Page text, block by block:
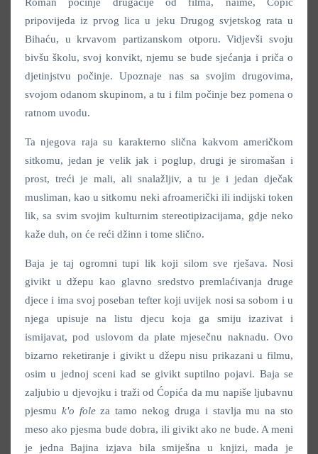
pripovijeda iz prvog lica u jeku Drugog svjetskog rata u
Bihaću, u krvavom partizanskom otporu. Vidjevši svoju
bivšu školu, svoj konvikt, njemu se bude sjećanja i priča o
djetinjstvu počinje. Upoznaje nas sa svojim drugovima,
svojom odanom skupinom, a tu i film počinje bez pomena o
ratnom uvodu.
Ta njegova raja su karakterno slična kakvom američkom
sitkomu, jedan je velik jak i poglup, drugi je siromašan i
prost, treći je mali, ali snalažljiv, a tu je i jedan dječak
musliman, kao u sitkomu neki afroamerički ili indijski token
lik, sa svim svojim kulturnim stereotipizacijama, gdje neko
kaže duh, on će reći džinn i tome slično.
Baja je taj ogromni tupi lik koji silom sve rješava. Nosi
givikt u džepu kao glavno sredstvo premlaćivanja druge
djece i ima svoj poseban tefter koji uvijek nosi sa sobom i u
njega upisuje na listu djecu koja ga smiju izazivat i
ismijavat, pod uslovom da plate mjesečnu naknadu. Ovo
bizarno reketiranje i givikt u džepu nisu prikazani u filmu,
osim u jednoj sceni kad se givikt suptilno pojavi. Baja se
zaljubio u djevojku i traži od Ćopića da mu napiše ljubavnu
pjesmu k'o foleza tamo nekog druga i stavlja mu na sto
meso ako pjesma bude dobra, ili givikt ako ne bude. A meni
je jedna Bajina izjava bila smiješna u knjizi, mada je